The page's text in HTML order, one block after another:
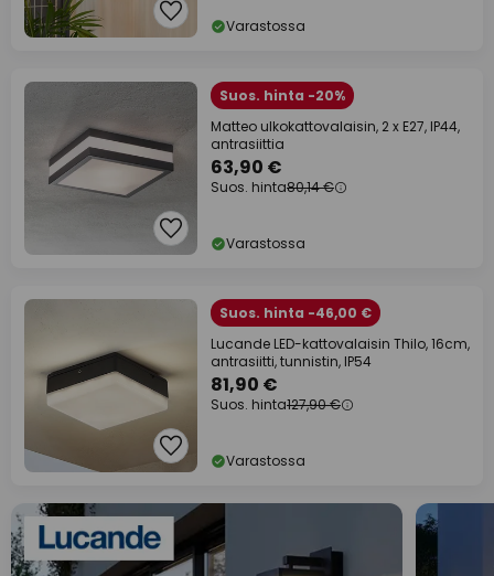
Varastossa
Suos. hinta -20%
Matteo ulkokattovalaisin, 2 x E27, IP44,
antrasiittia
63,90 €
Suos. hinta80,14 €
Varastossa
Suos. hinta -46,00 €
Lucande LED-kattovalaisin Thilo, 16cm,
antrasiitti, tunnistin, IP54
81,90 €
Suos. hinta127,90 €
Varastossa